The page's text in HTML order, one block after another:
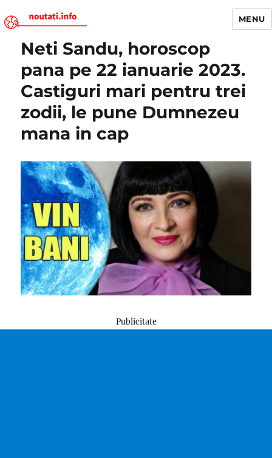
Noutati.Info
MENU
Neti Sandu, horoscop
pana pe 22 ianuarie 2023.
Castiguri mari pentru trei
zodii, le pune Dumnezeu
mana in cap
Publicitate